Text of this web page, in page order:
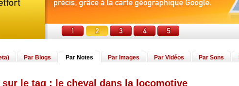
Par Blogs Par Notes Par Images Par Vidéos Par Sons
sur le tag : le cheval dans la locomotive